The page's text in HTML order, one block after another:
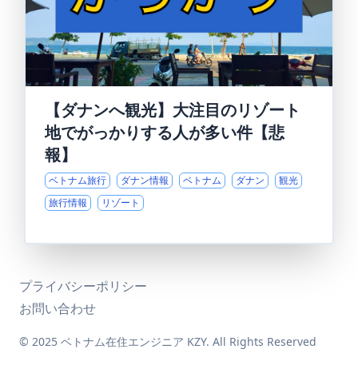
【ダナンへ観光】大注目のリゾート
地でがっかりする人が多い件【悲
報】
ベトナム旅行 ダナン情報 ベトナム ダナン
観光
旅行情報
リゾート
プライバシーポリシー
お問い合わせ
© 2025 ベトナム在住エンジニア KZY. All Rights Reserved